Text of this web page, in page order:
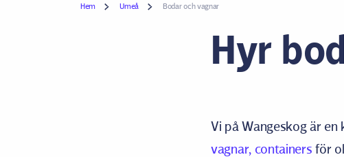
Hem Umeå Bodar och vagnar
Hyr
Vi på Wangeskog är
vagnar, containers för